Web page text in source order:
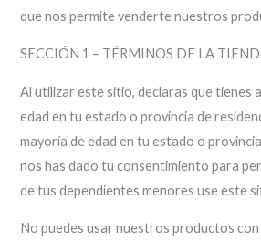
que nos permite venderte nuestros
SECCIÓN 1 – TÉRMINOS DE LA
Al utilizar este sitio, declaras que tienes
edad en tu estado o provincia de
mayoría de edad en tu estado o
nos has dado tu consentimiento para
de tus dependientes menores use este
No puedes usar nuestros productos